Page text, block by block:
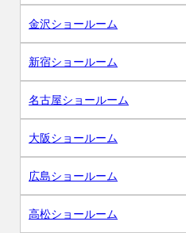
金沢ショールーム
新宿ショールーム
名古屋ショールーム
大阪ショールーム
広島ショールーム
高松ショールーム